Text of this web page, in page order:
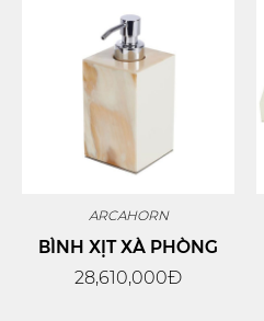
ARCAHORN
BÌNH XỊT XÀ PHÒNG
28,610,000Đ